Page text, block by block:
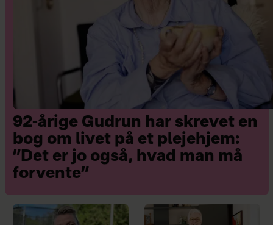
92-årige Gudrun har skrevet en
bog om livet på et plejehjem:
”Det er jo også, hvad man må
forvente”